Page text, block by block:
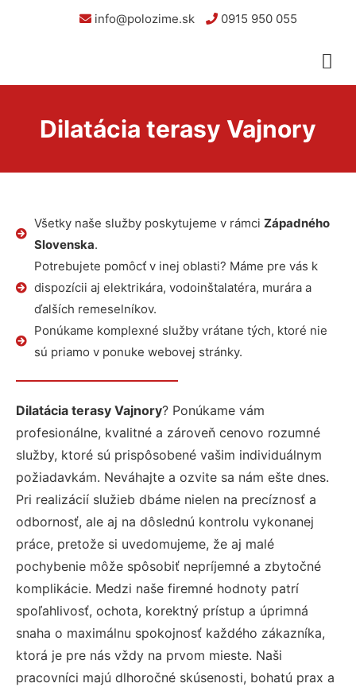
info@polozime.sk 0915 950 055
Dilatácia terasy Vajnory
Všetky naše služby poskytujeme v rámci Západného
Slovenska.
Potrebujete pomôcť v inej oblasti? Máme pre vás k
dispozícii aj elektrikára, vodoinštalatéra, murára a
ďalších remeselníkov.
Ponúkame komplexné služby vrátane tých, ktoré nie
sú priamo v ponuke webovej stránky.
Dilatácia terasy Vajnory? Ponúkame vám
profesionálne, kvalitné a zároveň cenovo rozumné
služby, ktoré sú prispôsobené vašim individuálnym
požiadavkám. Neváhajte a ozvite sa nám ešte dnes.
Pri realizácií služieb dbáme nielen na precíznosť a
odbornosť, ale aj na dôslednú kontrolu vykonanej
práce, pretože si uvedomujeme, že aj malé
pochybenie môže spôsobiť nepríjemné a zbytočné
komplikácie. Medzi naše firemné hodnoty patrí
spoľahlivosť, ochota, korektný prístup a úprimná
snaha o maximálnu spokojnosť každého zákazníka,
ktorá je pre nás vždy na prvom mieste. Naši
pracovníci majú dlhoročné skúsenosti, bohatú prax a